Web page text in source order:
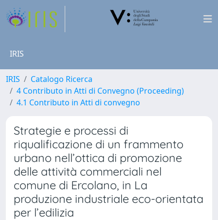
IRIS
IRIS
Catalogo Ricerca
4 Contributo in Atti di Convegno (Proceeding)
4.1 Contributo in Atti di convegno
Strategie e processi di
riqualificazione di un frammento
urbano nell’ottica di promozione
delle attività commerciali nel
comune di Ercolano, in La
produzione industriale eco-orientata
per l’edilizia